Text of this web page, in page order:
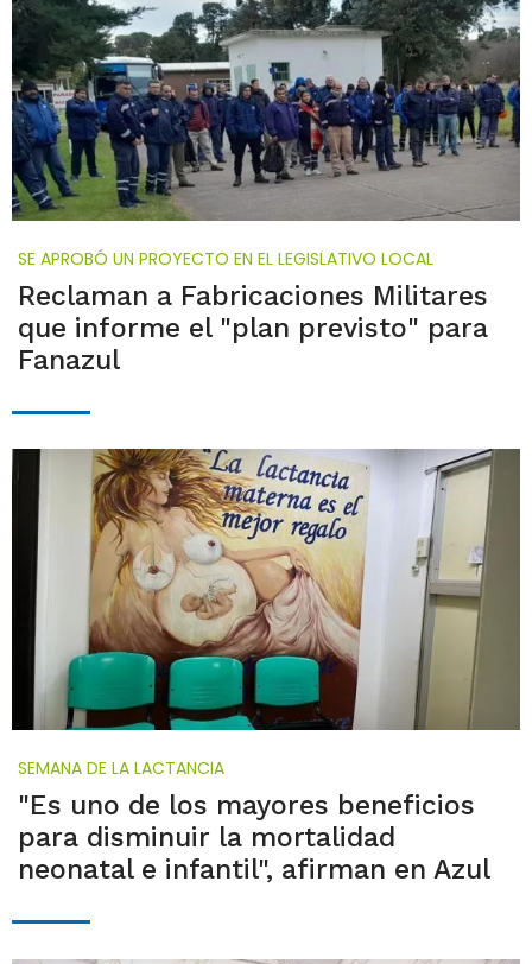
SE APROBÓ UN PROYECTO EN EL LEGISLATIVO LOCAL
Reclaman a Fabricaciones Militares
que informe el "plan previsto" para
Fanazul
SEMANA DE LA LACTANCIA
"Es uno de los mayores beneficios
para disminuir la mortalidad
neonatal e infantil", afirman en Azul